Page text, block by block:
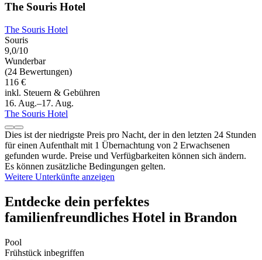
The Souris Hotel
The Souris Hotel
Souris
9,0/10
Wunderbar
(24 Bewertungen)
116 €
inkl. Steuern & Gebühren
16. Aug.–17. Aug.
The Souris Hotel
Dies ist der niedrigste Preis pro Nacht, der in den letzten 24 Stunden
für einen Aufenthalt mit 1 Übernachtung von 2 Erwachsenen
gefunden wurde. Preise und Verfügbarkeiten können sich ändern.
Es können zusätzliche Bedingungen gelten.
Weitere Unterkünfte anzeigen
Entdecke dein perfektes
familienfreundliches Hotel in Brandon
Pool
Frühstück inbegriffen